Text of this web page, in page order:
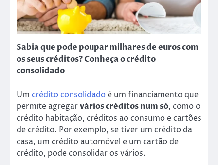
Sabia que pode poupar milhares de euros com
os seus créditos? Conheça o crédito
consolidado
Um crédito consolidado é um financiamento que
permite agregarvários créditos num só, como o
crédito habitação, créditos ao consumo e cartões
de crédito. Por exemplo, se tiver um crédito da
casa, um crédito automóvel e um cartão de
crédito, pode consolidar os vários.